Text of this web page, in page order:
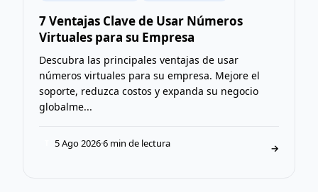
7 Ventajas Clave de Usar Números
Virtuales para su Empresa
Descubra las principales ventajas de usar
números virtuales para su empresa. Mejore el
soporte, reduzca costos y expanda su negocio
globalme...
5 Ago 2026·6 min de lectura →